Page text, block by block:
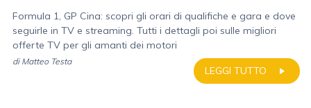
Formula 1, GP Cina: scopri gli orari di qualifiche e gara e dove
seguirle in TV e streaming. Tutti i dettagli poi sulle migliori
offerte TV per gli amanti dei motori
LEGGI TUTTO
di Matteo Testa